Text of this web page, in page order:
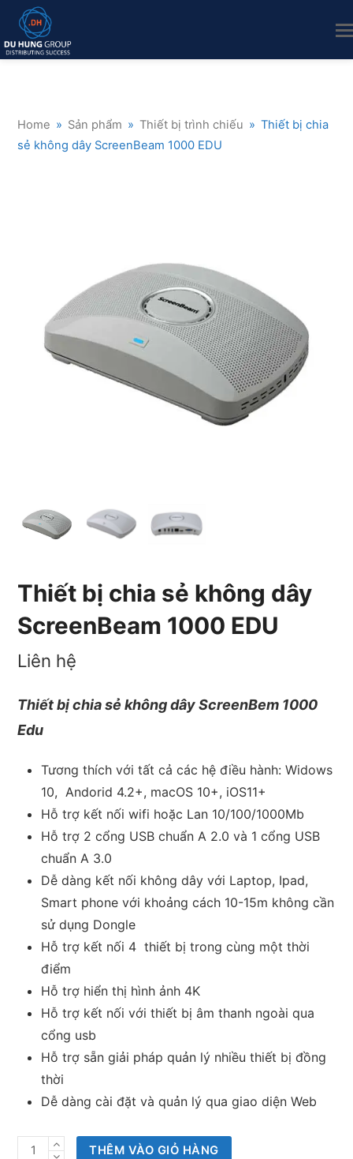
Home » Sản phẩm » Thiết bị trình chiếu » Thiết bị chia
sẻ không dây ScreenBeam 1000 EDU
Thiết bị chia sẻ không dây
ScreenBeam 1000 EDU
Liên hệ
Thiết bị chia sẻ không dây ScreenBem 1000
Edu
Tương thích với tất cả các hệ điều hành: Widows
10, Andorid 4.2+, macOS 10+, iOS11+
Hỗ trợ kết nối wifi hoặc Lan 10/100/1000Mb
Hỗ trợ 2 cổng USB chuẩn A 2.0 và 1 cổng USB
chuẩn A 3.0
Dễ dàng kết nối không dây với Laptop, Ipad,
Smart phone với khoảng cách 10-15m không cần
sử dụng Dongle
Hỗ trợ kết nối 4 thiết bị trong cùng một thời
điểm
Hỗ trợ hiển thị hình ảnh 4K
Hỗ trợ kết nối với thiết bị âm thanh ngoài qua
cổng usb
Hỗ trợ sẵn giải pháp quản lý nhiều thiết bị đồng
thời
Dễ dàng cài đặt và quản lý qua giao diện Web
Thiết
THÊM VÀO GIỎ HÀNG